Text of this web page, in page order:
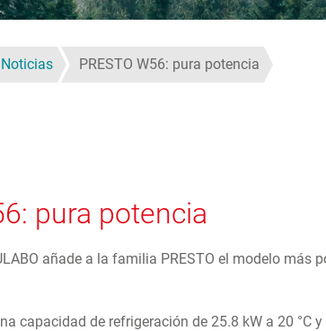
Noticias PRESTO W56: pura potencia
pura potencia
añade a la familia PRESTO el modelo
capacidad de refrigeración de 25.8 kW a 20 °C